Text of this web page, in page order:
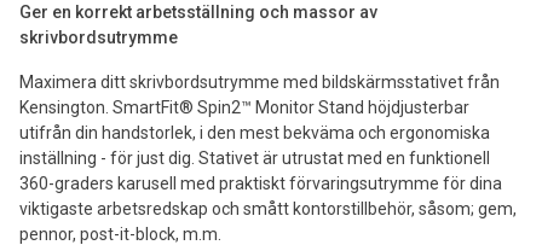
Ger en korrekt arbetsställning och massor av
skrivbordsutrymme
Maximera ditt skrivbordsutrymme med bildskärmsstativet från
Kensington. SmartFit® Spin2™ Monitor Stand höjdjusterbar
utifrån din handstorlek, i den mest bekväma och ergonomiska
inställning - för just dig. Stativet är utrustat med en funktionell
360-graders karusell med praktiskt förvaringsutrymme för dina
viktigaste arbetsredskap och smått kontorstillbehör, såsom; gem,
pennor, post-it-block, m.m.